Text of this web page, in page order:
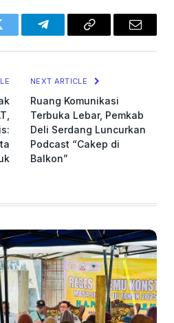
TelegramCopy
Email
NEXT ARTICLE
Ruang Komunikasi
Terbuka Lebar, Pemkab
Deli Serdang Luncurkan
Podcast “Cakep di
Balkon”